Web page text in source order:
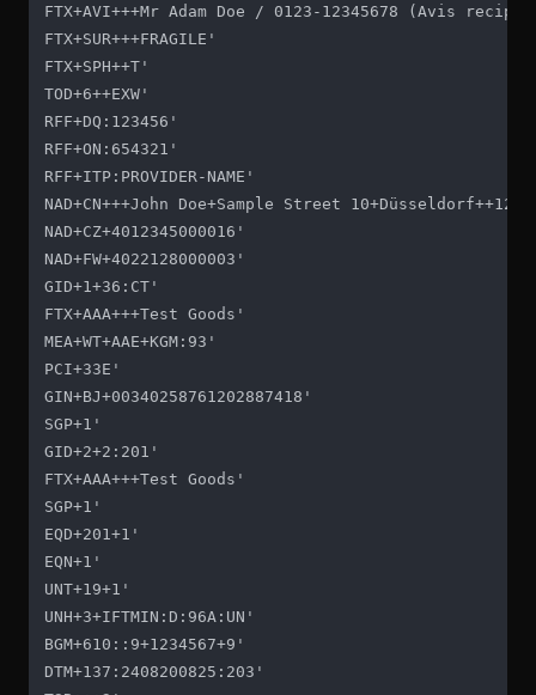
FTX+AVI+++Mr Adam Doe / 0123-12345678 (Avis
FTX+SUR+++FRAGILE'
FTX+SPH++T'
TOD+6++EXW'
RFF+DQ:123456'
RFF+ON:654321'
RFF+ITP:PROVIDER-NAME'
NAD+CN+++John Doe+Sample Street
NAD+CZ+4012345000016'
NAD+FW+4022128000003'
GID+1+36:CT'
FTX+AAA+++Test Goods'
MEA+WT+AAE+KGM:93'
PCI+33E'
GIN+BJ+00340258761202887418'
SGP+1'
GID+2+2:201'
FTX+AAA+++Test Goods'
SGP+1'
EQD+201+1'
EQN+1'
UNT+19+1'
UNH+3+IFTMIN:D:96A:UN'
BGM+610::9+1234567+9'
DTM+137:2408200825:203'